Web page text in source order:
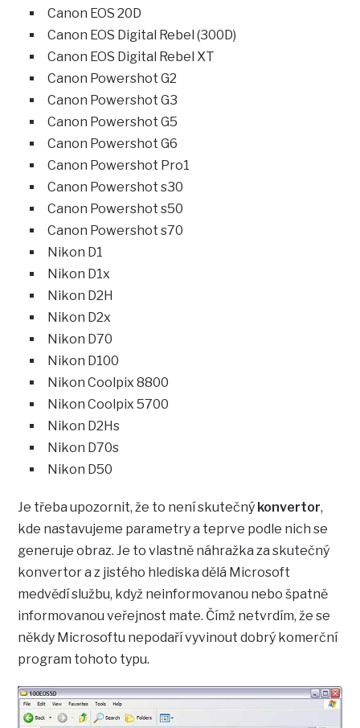
Canon EOS 20D
Canon EOS Digital Rebel (300D)
Canon EOS Digital Rebel XT
Canon Powershot G2
Canon Powershot G3
Canon Powershot G5
Canon Powershot G6
Canon Powershot Pro1
Canon Powershot s30
Canon Powershot s50
Canon Powershot s70
Nikon D1
Nikon D1x
Nikon D2H
Nikon D2x
Nikon D70
Nikon D100
Nikon Coolpix 8800
Nikon Coolpix 5700
Nikon D2Hs
Nikon D70s
Nikon D50
Je třeba upozornit, že to není skutečný konvertor,
kde nastavujeme parametry a teprve podle nich se
generuje obraz. Je to vlastně náhražka za skutečný
konvertor a z jistého hlediska dělá Microsoft
medvědí službu, když neinformovanou nebo špatně
informovanou veřejnost mate. Čímž netvrdím, že se
někdy Microsoftu nepodaří vyvinout dobrý komerční
program tohoto typu.